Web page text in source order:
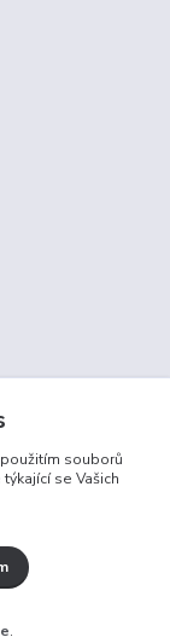
souborů
se Vašich
.